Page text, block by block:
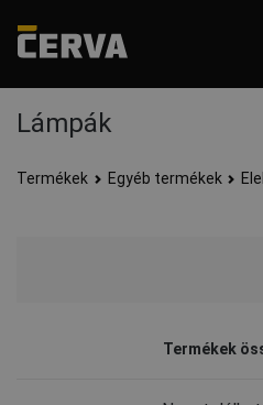
Lámpák
Termékek Egyéb termékek
Termékek